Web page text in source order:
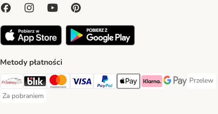
Metody płatności
Przelewy24 Payment Method
Blik Payment Method
MasterCard Payment Method
Visa Payment Method
PayPal Payment Method
Apple Pay Payment Method
Klarna Payment Method
Google Pay
Przelew
Przelew
Za pobraniem
Za pobraniem Payment Method